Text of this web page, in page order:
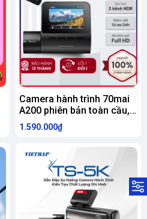
Camera hành trình 70mai
A200 phiên bản toàn cầu,
nhập khẩu chính ngạch
1.590.000₫